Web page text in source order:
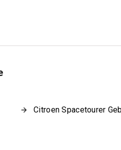
Citroen Spacetourer